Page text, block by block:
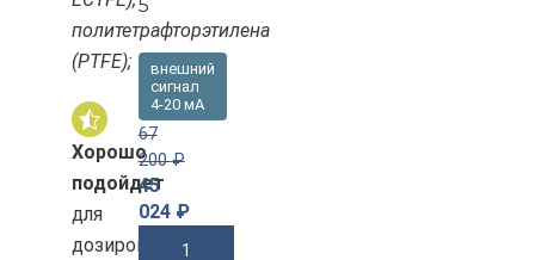
политетрафторэтилена
(PTFE);
Хорошо
подойдет
для
дозирования
5
внешний
сигнал
4-20 мА
67
200₽
45
024 ₽
В Корзину